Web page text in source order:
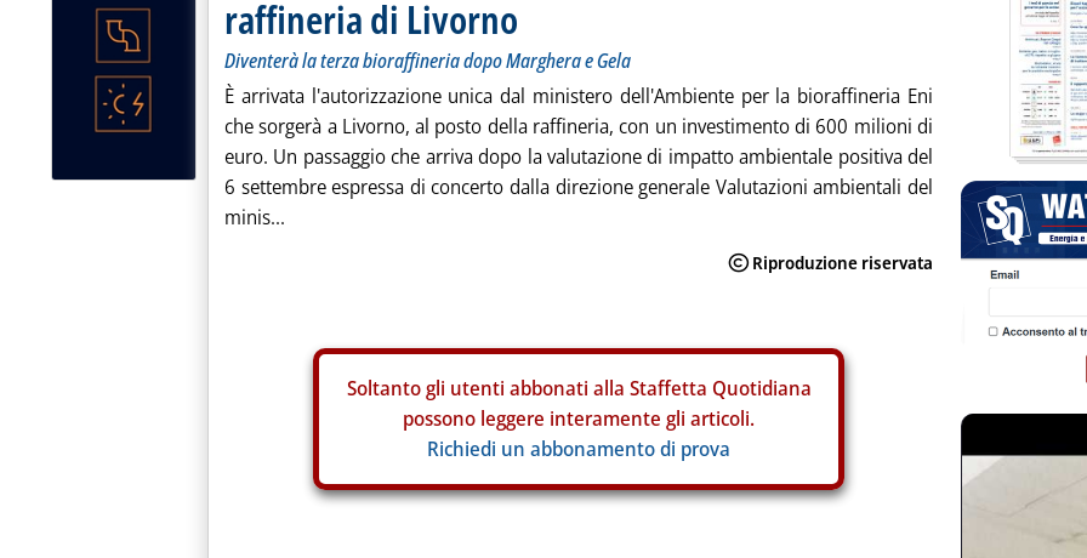
raffineria di Livorno
Diventerà la terza bioraffineria dopo Marghera e Gela
È arrivata l'autorizzazione unica dal ministero dell'Ambiente per la bioraffineria Eni
che sorgerà a Livorno, al posto della raffineria, con un investimento di 600 milioni di
euro. Un passaggio che arriva dopo la valutazione di impatto ambientale positiva del
6 settembre espressa di concerto dalla direzione generale Valutazioni ambientali del
minis...
Soltanto gli utenti abbonati alla Staffetta Quotidiana
possono leggere interamente gli articoli.
Richiedi un abbonamento di prova